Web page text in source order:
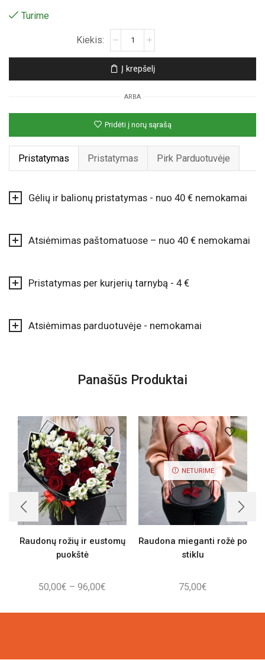
Turime
Tamsiai
rožinė
mieganti
rožė
Į krepšelį
ARBA
Pridėti į norų sąrašą
Pristatymas Pristatymas Pirk Parduotuvėje
Gėlių ir balionų pristatymas - nuo 40 € nemokamai
Atsiėmimas paštomatuose – nuo 40 € nemokamai
Pristatymas per kurjerių tarnybą - 4 €
Atsiėmimas parduotuvėje - nemokamai
Panašūs Produktai
Raudonų rožių ir eustomų
puokštė
50,00€ – 96,00€
50,00€
NETURIME
Raudona mieganti rožė po
stiklu
75,00€